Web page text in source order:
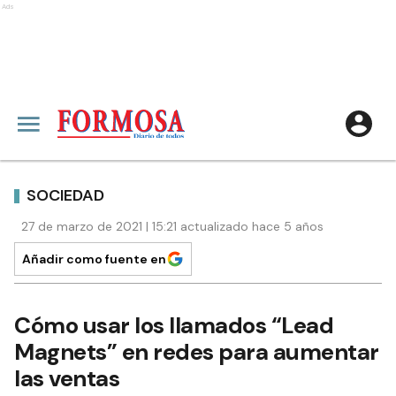
Ads
SOCIEDAD
27 de marzo de 2021 | 15:21 actualizado hace 5 años
Añadir como fuente en
Cómo usar los llamados “Lead
Magnets” en redes para aumentar
las ventas